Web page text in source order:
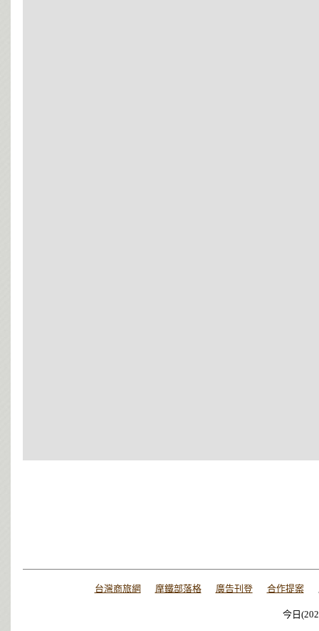
台灣商旅網 摩鐵部落格 廣告刊登 合作提案
今日